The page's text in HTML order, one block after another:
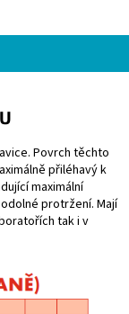
Povrch těchto
přiléhavý k
maximální
protržení. Mají
tak i v